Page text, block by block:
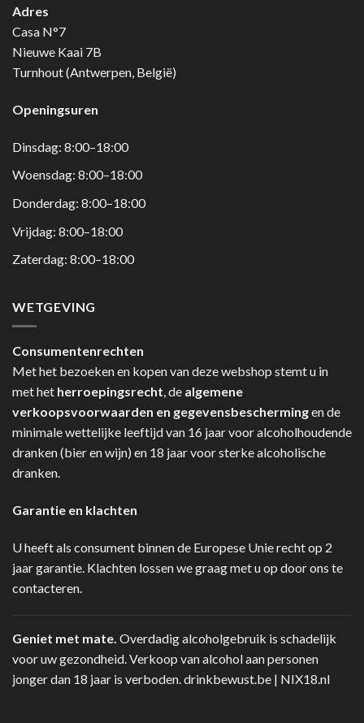
Adres
Casa N°7
Nieuwe Kaai 7B
Turnhout (Antwerpen, België)
Openingsuren
Dinsdag: 8:00–18:00
Woensdag: 8:00–18:00
Donderdag: 8:00–18:00
Vrijdag: 8:00–18:00
Zaterdag: 8:00–18:00
WETGEVING
Consumentenrechten
Met het bezoeken en kopen van deze webshop stemt u in
met het herroepingsrecht, de algemene
verkoopsvoorwaarden en gegevensbeschermingen de
minimale wettelijke leeftijd van 16 jaar voor alcoholhoudende
dranken (bier en wijn) en 18 jaar voor sterke alcoholische
dranken.
Garantie en klachten
U heeft als consument binnen de Europese Unie recht op 2
jaar garantie. Klachten lossen we graag met u op door ons te
contacteren.
Geniet met mate. Overdadig alcoholgebruik is schadelijk
voor uw gezondheid. Verkoop van alcohol aan personen
jonger dan 18 jaar is verboden. drinkbewust.be | NIX18.nl